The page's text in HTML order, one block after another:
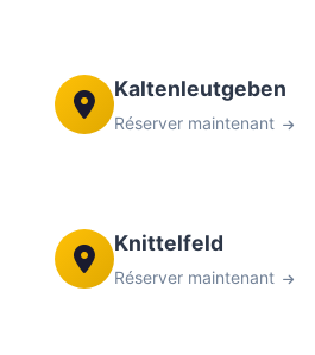
Kaltenleutgeben
Réserver maintenant
Knittelfeld
Réserver maintenant